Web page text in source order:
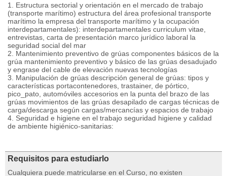
1. Estructura sectorial y orientación en el mercado de trabajo
(transporte marítimo) estructura del área profesional transporte
marítimo la empresa del transporte marítimo y la ocupación
interdepartamentales): interdepartamentales curriculum vitae,
entrevistas, carta de presentación marco jurídico laboral la
seguridad social del mar
2. Mantenimiento preventivo de grúas componentes básicos de la
grúa mantenimiento preventivo y básico de las grúas desadujado
y engrase del cable de elevación nuevas tecnologías
3. Manipulación de grúas descripción general de grúas: tipos y
características portacontenedores, trastainer, de pórtico,
pico_pato, automóviles accesorios en la punta del brazo de las
grúas movimientos de las grúas desapilado de cargas técnicas de
carga/descarga según cargas/mercancías y espacios de trabajo
4. Seguridad e higiene en el trabajo seguridad higiene y calidad
de ambiente higiénico-sanitarias:
Requisitos para estudiarlo
Cualquiera puede matricularse en el Curso, no existen